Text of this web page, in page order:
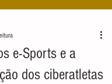
e-Sports e a
dos ciberatletas